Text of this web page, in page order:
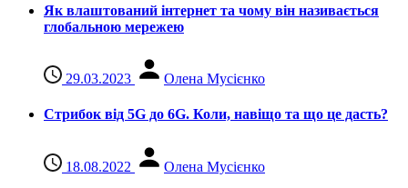
Як влаштований інтернет та чому він називається
глобальною мережею
29.03.2023 Олена Мусієнко
Стрибок від 5G до 6G. Коли, навіщо та що це даcть?
18.08.2022 Олена Мусієнко